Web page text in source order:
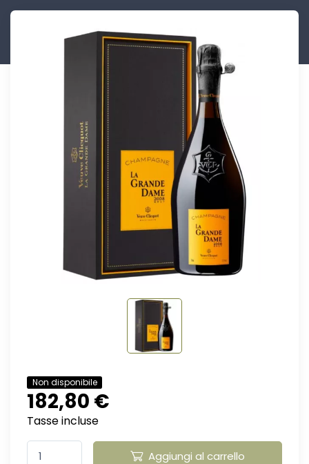
Non disponibile
182,80 €
Tasse incluse
Aggiungi al carrello